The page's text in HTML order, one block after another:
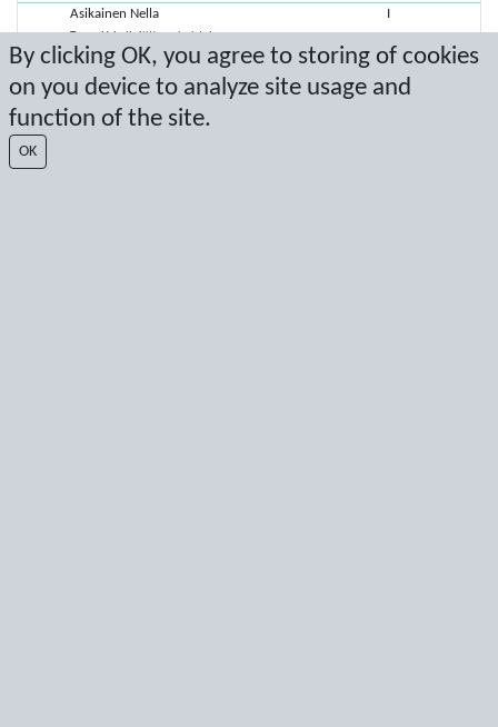
By clicking OK, you agree to storing of cookies
on you device to analyze site usage and
function of the site.
OK
Asikainen Nella
Turun Urheiluliitto voimistelu
I
Nuora Siiri
Lempäälän Voimisteluseura ry
Lempäälän Voimisteluseura ry